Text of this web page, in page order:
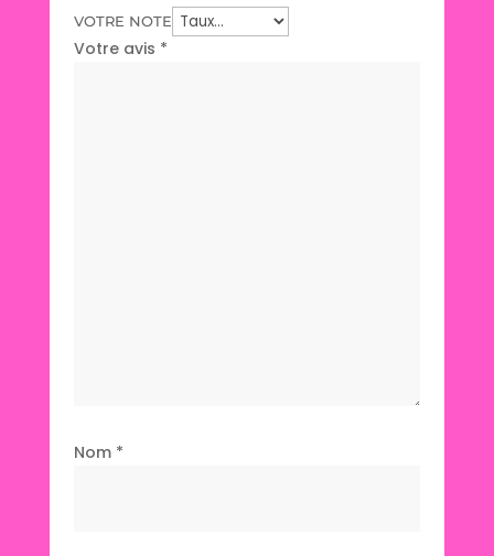
VOTRE NOTE
Votre avis *
Nom *